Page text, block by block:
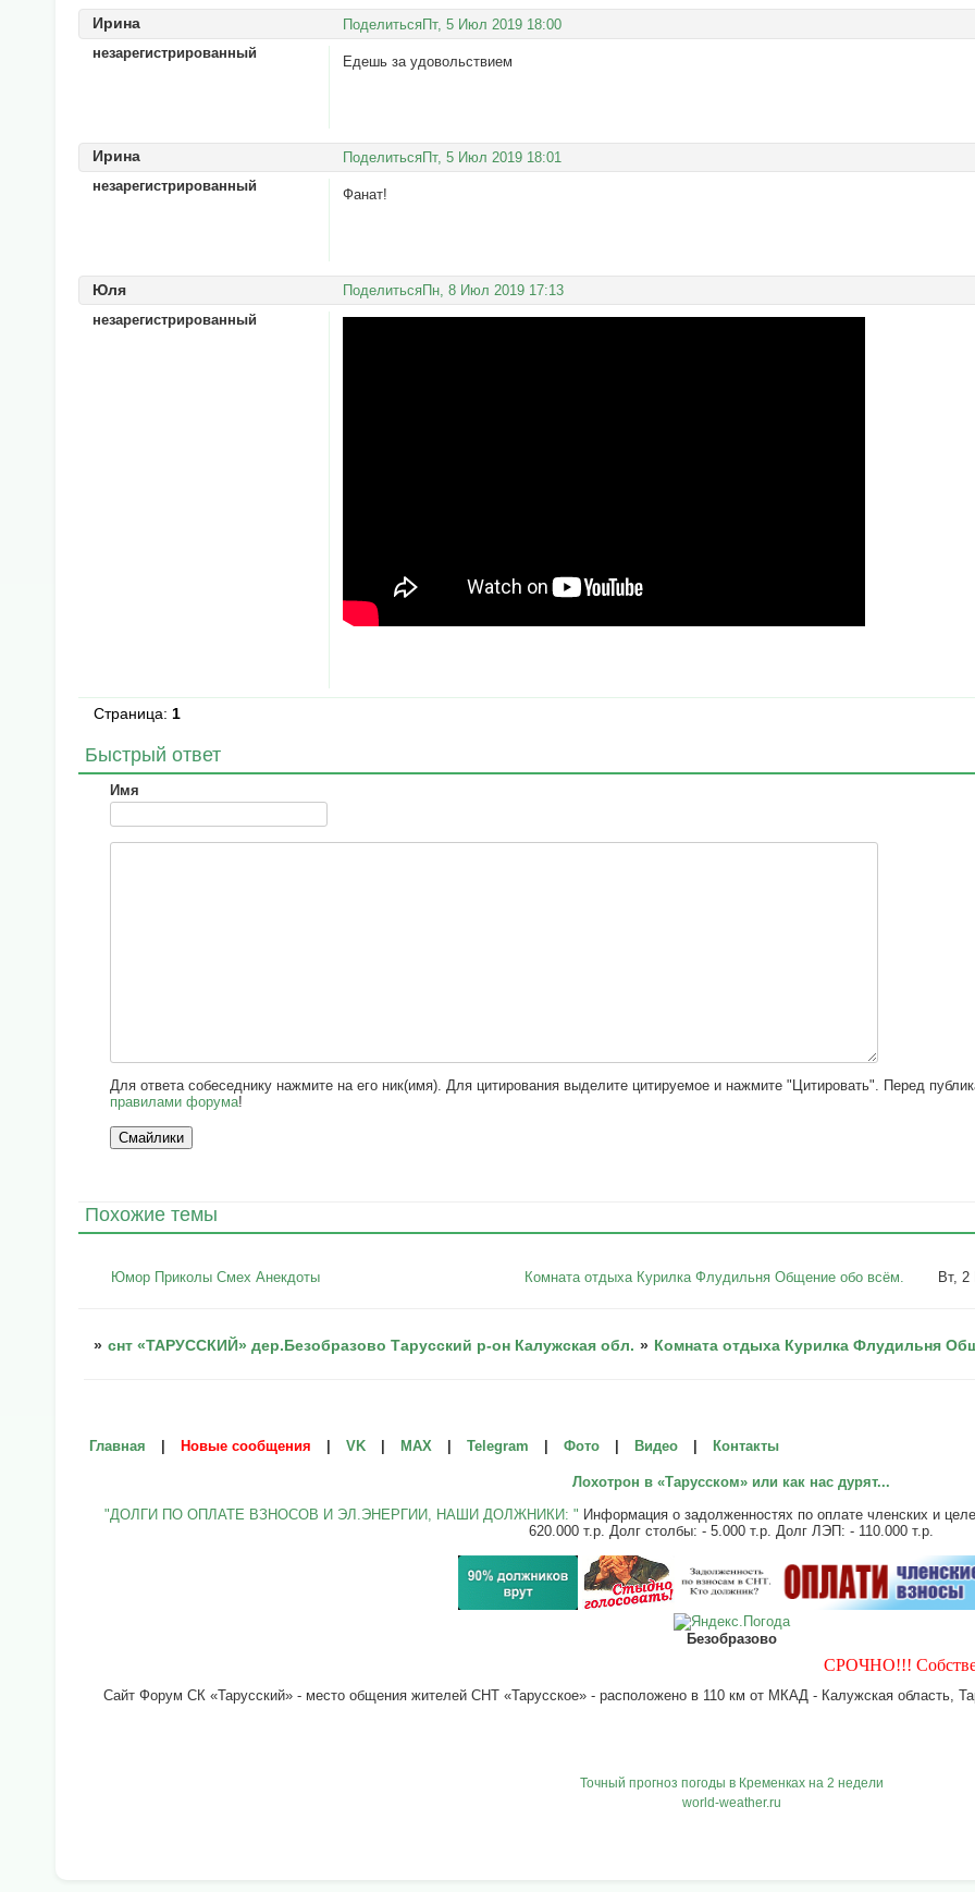
ПоделитьсяПт, 5 Июл 2019 18:00
Ирина
незарегистрированный
Едешь за удовольствием
ПоделитьсяПт, 5 Июл 2019 18:01
Ирина
незарегистрированный
Фанат!
ПоделитьсяПн, 8 Июл 2019 17:13
Юля
незарегистрированный
Страница: 1
Быстрый ответ
Имя
Для ответа собеседнику нажмите на его ник(имя). Для цитирования выделите цитируемое и нажмите "Цитировать". Перед
правилами форума!
Похожие темы
Юмор Приколы Смех Анекдоты Комната отдыха Курилка Флудильня Общение обо всём. Вт,
» снт «ТАРУССКИЙ» дер.Безобразово Тарусский р-он Калужская обл. » Комната отдыха Курилка Флудильня
Главная | Новые сообщения | VK | МАХ | Telegram | Фото | Видео | Контакты
Лохотрон в «Тарусском» или как нас дурят...
"ДОЛГИ ПО ОПЛАТЕ ВЗНОСОВ И ЭЛ.ЭНЕРГИИ, НАШИ ДОЛЖНИКИ: " Информация о задолженностях по оплате членских и
620.000 т.р. Долг столбы: - 5.000 т.р. Долг ЛЭП: - 110.000 т.р.
Безобразово
СРОЧНО!!! Собственнику
Сайт Форум СК «Тарусский» - место общения жителей СНТ «Тарусское» - расположено в 110 км от МКАД - Калужская область,
Точный прогноз погоды в Кременках на 2 недели
world-weather.ru